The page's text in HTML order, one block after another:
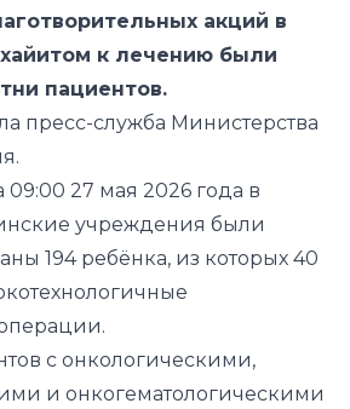
акций в
хайитом к лечению были
пациентов.
пресс-служба Министерства
27 мая 2026 года в
учреждения были
194 ребёнка, из которых 40
с онкологическими,
и онкогематологическими